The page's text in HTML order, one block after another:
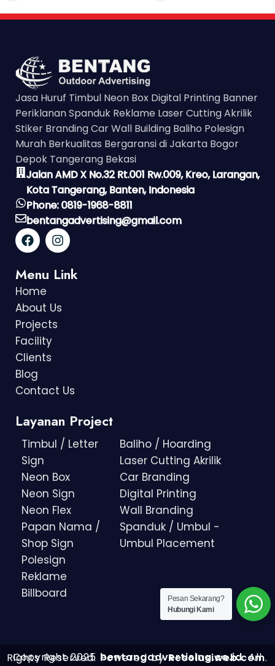
Jasa Huruf Timbul Neon Box Digital Printing Banner
Periklanan Spanduk Reklame Laser Cutting Akrilik
Stiker Branding Car Wall Building Baliho Polesign
Murah Berkualitas Bergaransi di Jakarta Bogor
Depok Tangerang Bekasi
Jalan AMD X No.32 Rt.001 Rw.009, Kreo, Larangan,
Kota Tangerang, Banten, Indonesia
Phone: 0819-1968-8811
bentangadvertising@gmail.com
Menu Link
Home
About Us
Projects
Facility
Clients
Blog
Contact Us
Layanan Project
Timbul / Letter
Sign
Neon Box
Neon Sign
Neon Flex
Papan Nama /
Shop Sign
Polesign
Reklame
Billboard
Baliho / Hoarding
Laser Cutting Akrilik
Car Branding
Digital Printing
Wall Branding
Spanduk / Umbul -
Umbul Placement
Copyright 2025 bentangadvertising.co.id
. All Rights Reserved. Powered byResolusiweb.com.
Pesan Sekarang?
Hubungi Kami